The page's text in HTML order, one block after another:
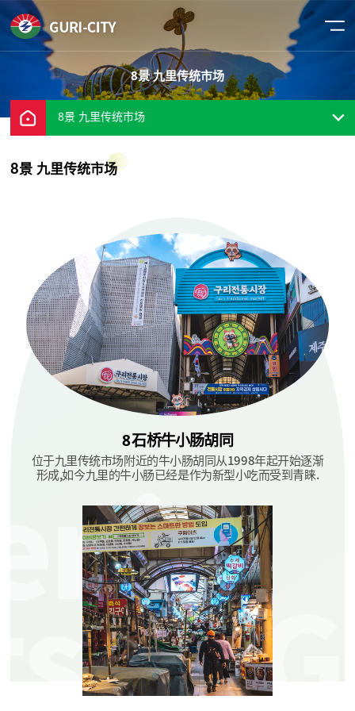
8景 九里传统市场
8景 九里传统市场
8景 九里传统市场
8石桥牛小肠胡同
位于九里传统市场附近的牛小肠胡同从1998年起开始逐渐
形成,如今九里的牛小肠已经是作为新型小吃而受到青睐.